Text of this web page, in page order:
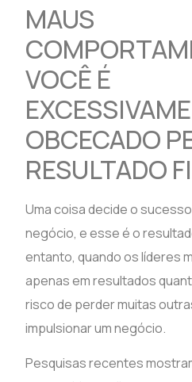
MAUS
VOCÊ É
OBCECADO
RESULTADO
Uma coisa decide o
negócio, e esse é o
entanto, quando os líderes
apenas em resultados
risco de perder muitas
impulsionar um negócio.
Pesquisas recentes